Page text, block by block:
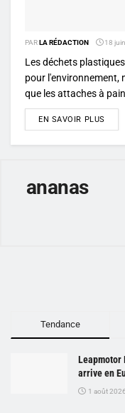
PARLA RÉDACTION 18
Les déchets
pour l'environnement,
que les attaches à
EN SAVOIR PLUS
ananas
Tendance
Leapmotor
arrive en
1 août 2026